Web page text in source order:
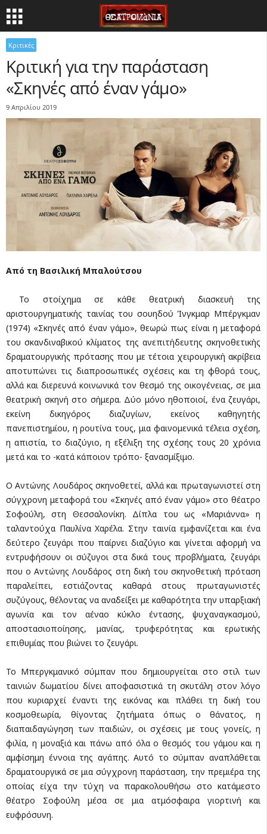
Κριτικές
Κριτική για την παράσταση
«Σκηνές από έναν γάμο»
9 Απριλίου 2019
Από τη Βασιλική Μπαλούτσου
Το στοίχημα σε κάθε θεατρική διασκευή της
αριστουργηματικής ταινίας του σουηδού Ίνγκμαρ Μπέργκμαν
(1974) «Σκηνές από έναν γάμο», θεωρώ πως είναι η μεταφορά
του σκανδιναβικού κλίματος της ανεπιτήδευτης σκηνοθετικής
δραματουργικής πρότασης που με τέτοια χειρουργική ακρίβεια
αποτυπώνει τις διαπροσωπικές σχέσεις και τη φθορά τους,
αλλά και διερευνά κοινωνικά τον θεσμό της οικογένειας, σε μια
θεατρική σκηνή στο σήμερα. Δύο μόνο ηθοποιοί, ένα ζευγάρι,
εκείνη δικηγόρος διαζυγίων, εκείνος καθηγητής
πανεπιστημίου, η ρουτίνα τους, μια φαινομενικά τέλεια σχέση,
η απιστία, το διαζύγιο, η εξέλιξη της σχέσης τους 20 χρόνια
μετά και το -κατά κάποιον τρόπο- ξανασμίξιμο.
Ο Αντώνης Λουδάρος σκηνοθετεί, αλλά και πρωταγωνιστεί στη
σύγχρονη μεταφορά του «Σκηνές από έναν γάμο» στο θέατρο
Σοφούλη, στη Θεσσαλονίκη. Δίπλα του ως «Μαριάννα» η
ταλαντούχα Παυλίνα Χαρέλα. Στην ταινία εμφανίζεται και ένα
δεύτερο ζευγάρι που παίρνει διαζύγιο και γίνεται αφορμή να
εντρυφήσουν οι σύζυγοι στα δικά τους προβλήματα, ζευγάρι
που ο Αντώνης Λουδάρος στη δική του σκηνοθετική πρόταση
παραλείπει, εστιάζοντας καθαρά στους πρωταγωνιστές
συζύγους, θέλοντας να αναδείξει με καθαρότητα την υπαρξιακή
αγωνία και τον αέναο κύκλο έντασης, ψυχαναγκασμού,
αποστασιοποίησης, μανίας, τρυφερότητας και ερωτικής
επιθυμίας που βιώνει το ζευγάρι.
Το Μπεργκμανικό σύμπαν που δημιουργείται στο στιλ των
ταινιών δωματίου δίνει αποφασιστικά τη σκυτάλη στον λόγο
που κυριαρχεί έναντι της εικόνας και πλάθει τη δική του
κοσμοθεωρία, θίγοντας ζητήματα όπως ο θάνατος, η
διαπαιδαγώγηση των παιδιών, οι σχέσεις με τους γονείς, η
φιλία, η μοναξιά και πάνω από όλα ο θεσμός του γάμου και η
αμφίσημη έννοια της αγάπης. Αυτό το σύμπαν αναπλάθεται
δραματουργικά σε μια σύγχρονη παράσταση, την πρεμιέρα της
οποίας είχα την τύχη να παρακολουθήσω στο κατάμεστο
θέατρο Σοφούλη μέσα σε μια ατμόσφαιρα γιορτινή και
ευφρόσυνη.